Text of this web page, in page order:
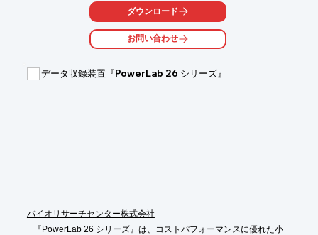
体温や車内・室内の熱快適性コントロールデバイスなどの用途で
活用が期待できる製品となっております。
■吐息レベルの微細な熱も0.01秒で検知
ダウンロード
お問い合わせ
データ収録装置『PowerLab 26 シリーズ』
バイオリサーチセンター株式会社
『PowerLab 26 シリーズ』は、コストパフォーマンスに優れた小